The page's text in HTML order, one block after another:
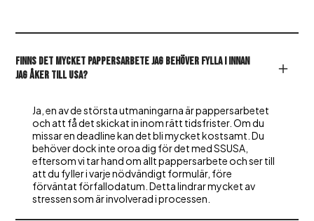
Finns det mycket pappersarbete jag behöver fylla i innan
jag åker till USA?
Ja, en av de största utmaningarna är pappersarbetet
och att få det skickat in inom rätt tidsfrister. Om du
missar en deadline kan det bli mycket kostsamt. Du
behöver dock inte oroa dig för det med SSUSA,
eftersom vi tar hand om allt pappersarbete och ser till
att du fyller i varje nödvändigt formulär, före
förväntat förfallodatum. Detta lindrar mycket av
stressen som är involverad i processen.